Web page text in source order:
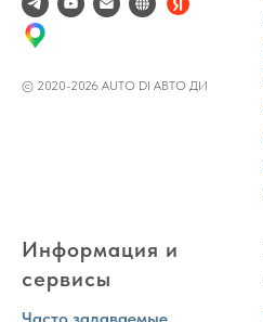
© 2020-2026 AUTO DI АВТО ДИ
Информация и
сервисы